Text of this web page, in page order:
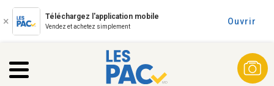
Téléchargez l'application mobile
Vendez et achetez simplement
Ouvrir